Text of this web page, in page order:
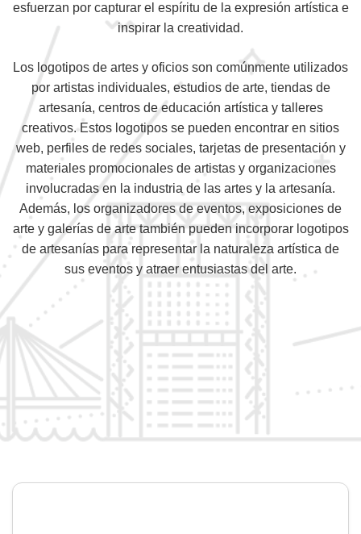
esfuerzan por capturar el espíritu de la expresión artística e
inspirar la creatividad.
Los logotipos de artes y oficios son comúnmente utilizados
por artistas individuales, estudios de arte, tiendas de
artesanía, centros de educación artística y talleres
creativos. Estos logotipos se pueden encontrar en sitios
web, perfiles de redes sociales, tarjetas de presentación y
materiales promocionales de artistas y organizaciones
involucradas en la industria de las artes y la artesanía.
Además, los organizadores de eventos, exposiciones de
arte y galerías de arte también pueden incorporar logotipos
de artesanías para representar la naturaleza artística de
sus eventos y atraer entusiastas del arte.